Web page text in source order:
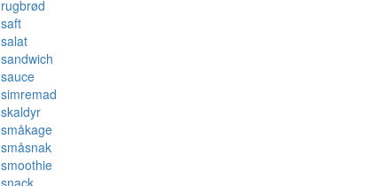
rugbrød
saft
salat
sandwich
sauce
simremad
skaldyr
småkage
småsnak
smoothie
snack